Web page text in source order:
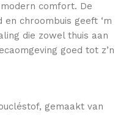
comfort. De
chroombuis geeft ‘m
die zowel thuis aan
goed tot z’n
gemaakt van